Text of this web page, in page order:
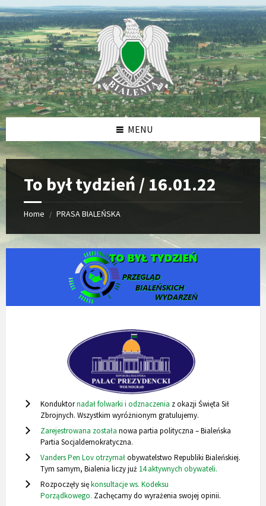
Skip
to
content
Skip
to
left
sidebar
Skip
to
right
sidebar
Skip
to
footer
MENU
To był tydzień / 16.01.22
Home / PRASA BIALEŃSKA
Konduktornadał folwarki i odznaczenia z okazji Święta Sił
Zbrojnych. Wszystkim wyróżnionym gratulujemy.
Zarejestrowana została nowa partia polityczna – Bialeńska
Partia Socjaldemokratyczna.
Vanders Pen Lov otrzymałobywatelstwo Republiki Bialeńskiej.
Tym samym, Bialenia liczy już 14 aktywnych obywateli.
Rozpoczęły siękonsultacje ws. Kodeksu
Porządkowego. Zachęcamy do wyrażenia swojej opinii.